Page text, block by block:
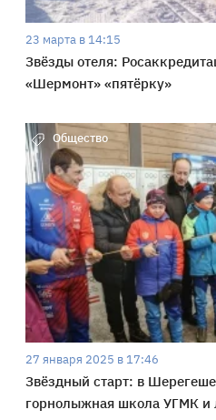
23 марта в 14:15
Звёзды отеля:
«Шермонт» «пятёрку»
Общество
27 января 2025 в 17:46
Звёздный старт: в
горнолыжная школа УГМК